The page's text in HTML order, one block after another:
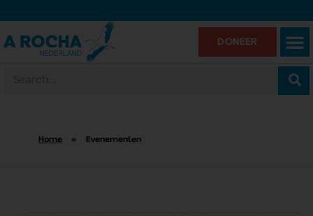
DONEER
Home » Evenementen